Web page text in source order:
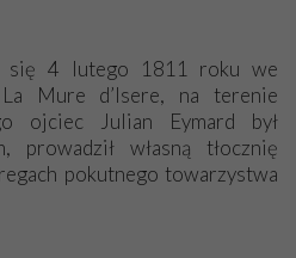
Trudne momenty w
i zbiorowym, przypominają o
o własną duszę i o łaskę
przynosi pomyślność –
Odstępstwo owocuje
Te uniwersalne prawdy
słuchaliśmy opowieści
monarchach i wodzach,
się 4 lutego 1811 roku we
Mure d’Isere, na terenie
ojciec Julian Eymard był
prowadził własną tłocznię
pokutnego towarzystwa